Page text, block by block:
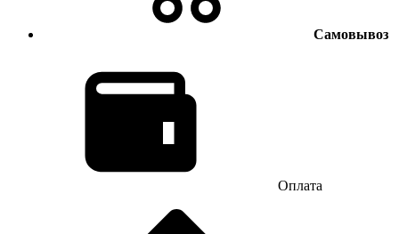
Самовывоз
Оплата